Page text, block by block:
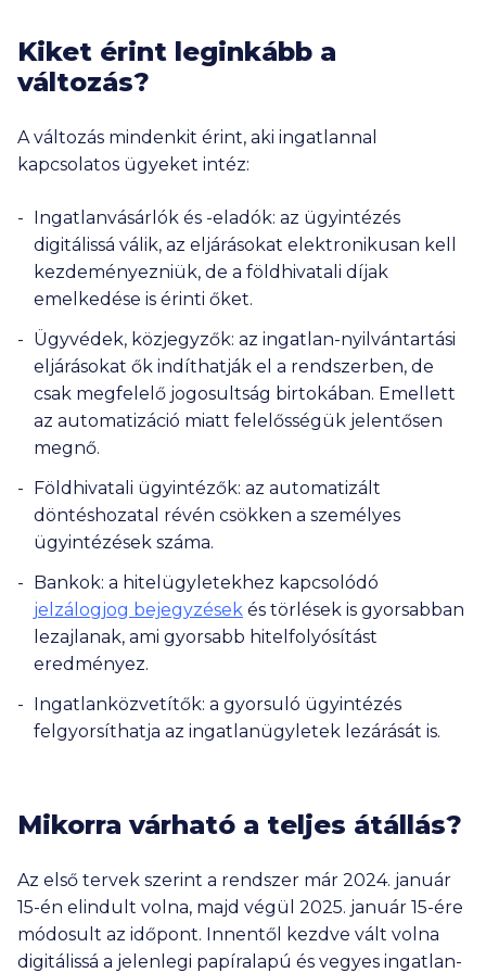
Kiket érint leginkább a
változás?
A változás mindenkit érint, aki ingatlannal
kapcsolatos ügyeket intéz:
Ingatlanvásárlók és -eladók: az ügyintézés
digitálissá válik, az eljárásokat elektronikusan kell
kezdeményezniük, de a földhivatali díjak
emelkedése is érinti őket.
Ügyvédek, közjegyzők: az ingatlan-nyilvántartási
eljárásokat ők indíthatják el a rendszerben, de
csak megfelelő jogosultság birtokában. Emellett
az automatizáció miatt felelősségük jelentősen
megnő.
Földhivatali ügyintézők: az automatizált
döntéshozatal révén csökken a személyes
ügyintézések száma.
Bankok: a hitelügyletekhez kapcsolódó
jelzálogjog bejegyzések és törlések is gyorsabban
lezajlanak, ami gyorsabb hitelfolyósítást
eredményez.
Ingatlanközvetítők: a gyorsuló ügyintézés
felgyorsíthatja az ingatlanügyletek lezárását is.
Mikorra várható a teljes átállás?
Az első tervek szerint a rendszer már 2024. január
15-én elindult volna, majd végül 2025. január 15-ére
módosult az időpont. Innentől kezdve vált volna
digitálissá a jelenlegi papíralapú és vegyes ingatlan-